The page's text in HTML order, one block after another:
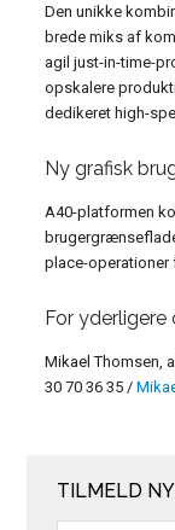
Den unikke
brede miks af
agil just-in-time-
opskalere
dedikeret high-
Ny grafisk
A40-platformen
place-operationer
For yderligere
Mikael Thomsen,
30 70 36 35 /
TILMELD